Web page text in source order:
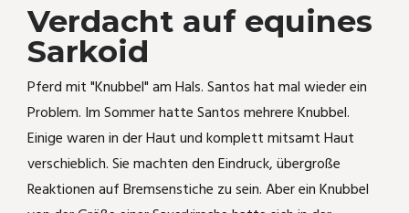
Verdacht auf equines
Sarkoid
Pferd mit "Knubbel" am Hals. Santos hat mal wieder ein
Problem. Im Sommer hatte Santos mehrere Knubbel.
Einige waren in der Haut und komplett mitsamt Haut
verschieblich. Sie machten den Eindruck, übergroße
Reaktionen auf Bremsenstiche zu sein. Aber ein Knubbel
Schäferhundkeratitis und mehr
Spike frißt nur vom Löffel
Phosphor
Lachesis
Hypophyseninsuffizienz
Akut Schwindel und Kopfschmerzen
heftige Bauchschmerzen nach Ärger
Hüftgelenksbeschwerden ausgerechnet
im Reiturlaub